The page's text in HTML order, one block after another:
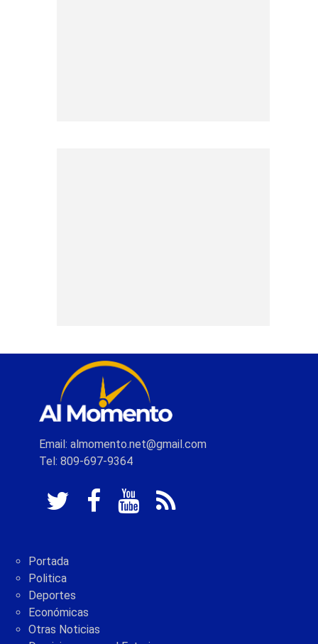
Email: almomento.net@gmail.com
Tel: 809-697-9364
Portada
Politica
Deportes
Económicas
Otras Noticias